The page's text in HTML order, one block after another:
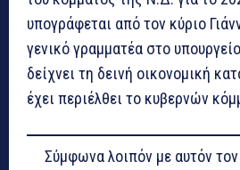
υπογράφεται από τον κύριο
γενικό γραμματέα στο
δείχνει τη δεινή οικονομική
έχει περιέλθει το κυβερνών
Σύμφωνα λοιπόν με αυτόν τον